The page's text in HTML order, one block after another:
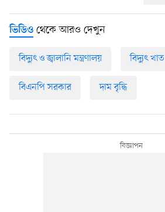
ভিডিও থেকে আরও দেখুন
বিদ্যুৎ ও জ্বালানি মন্ত্রণালয় বিদ্যুৎ খাত
বিএনপি সরকার দাম বৃদ্ধি